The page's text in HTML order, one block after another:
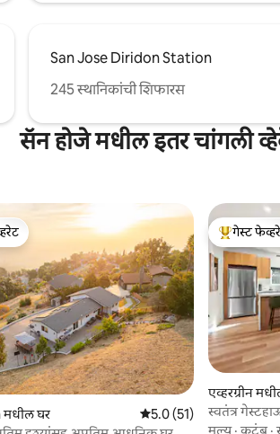
San Jose Diridon Station
245 स्थानिकांची शिफारस
सॅन होजे मधील इतर चांगली
घर 5 पैकी 5.0 सरासरी रेटिंग, 51
5.0 (51)
टॉप गेस्ट
गेस्ट
एव्हरग्रीन
स्वतंत्र
मूल्य·कुटुंब·